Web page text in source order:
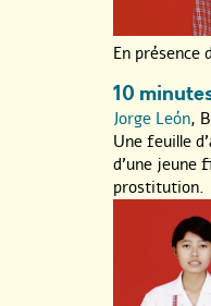
En présence
10
Jorge León,
Une feuille
d’une jeune
prostitution.